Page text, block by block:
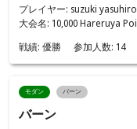
プレイヤー: suzuki yasuhiro
大会名: 10,000 Hareruya
戦績: 優勝 参加人数: 14
モダン バーン
バーン